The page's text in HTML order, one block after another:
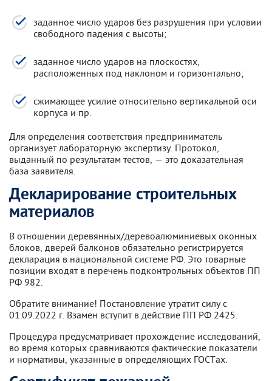
заданное число ударов без разрушения при условии
свободного падения с высоты;
заданное число ударов на плоскостях,
расположенных под наклоном и горизонтально;
сжимающее усилие относительно вертикальной оси
корпуса и пр.
Для определения соответствия предприниматель
организует лабораторную экспертизу. Протокол,
выданный по результатам тестов, — это доказательная
база заявителя.
Декларирование строительных
материалов
В отношении деревянных/деревоалюминиевых оконных
блоков, дверей балконов обязательно регистрируется
декларация в национальной системе РФ. Это товарные
позиции входят в перечень подконтрольных объектов ПП
РФ 982.
Обратите внимание! Постановление утратит силу с
01.09.2022 г. Взамен вступит в действие ПП РФ 2425.
Процедура предусматривает прохождение исследований,
во время которых сравниваются фактические показатели
и нормативы, указанные в определяющих ГОСТах.